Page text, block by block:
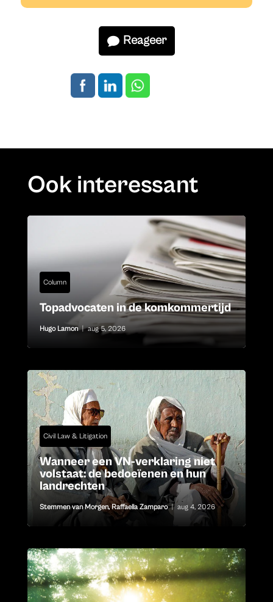
Reageer
Ook interessant
Column
Topadvocaten in de komkommertijd
Hugo Lamon | aug 5, 2026
Civil Law & Litigation
Wanneer een VN-verklaring niet
volstaat: de bedoeïenen en hun
landrechten
Stemmen van Morgen,Raffaella Zamparo | aug 4, 2026